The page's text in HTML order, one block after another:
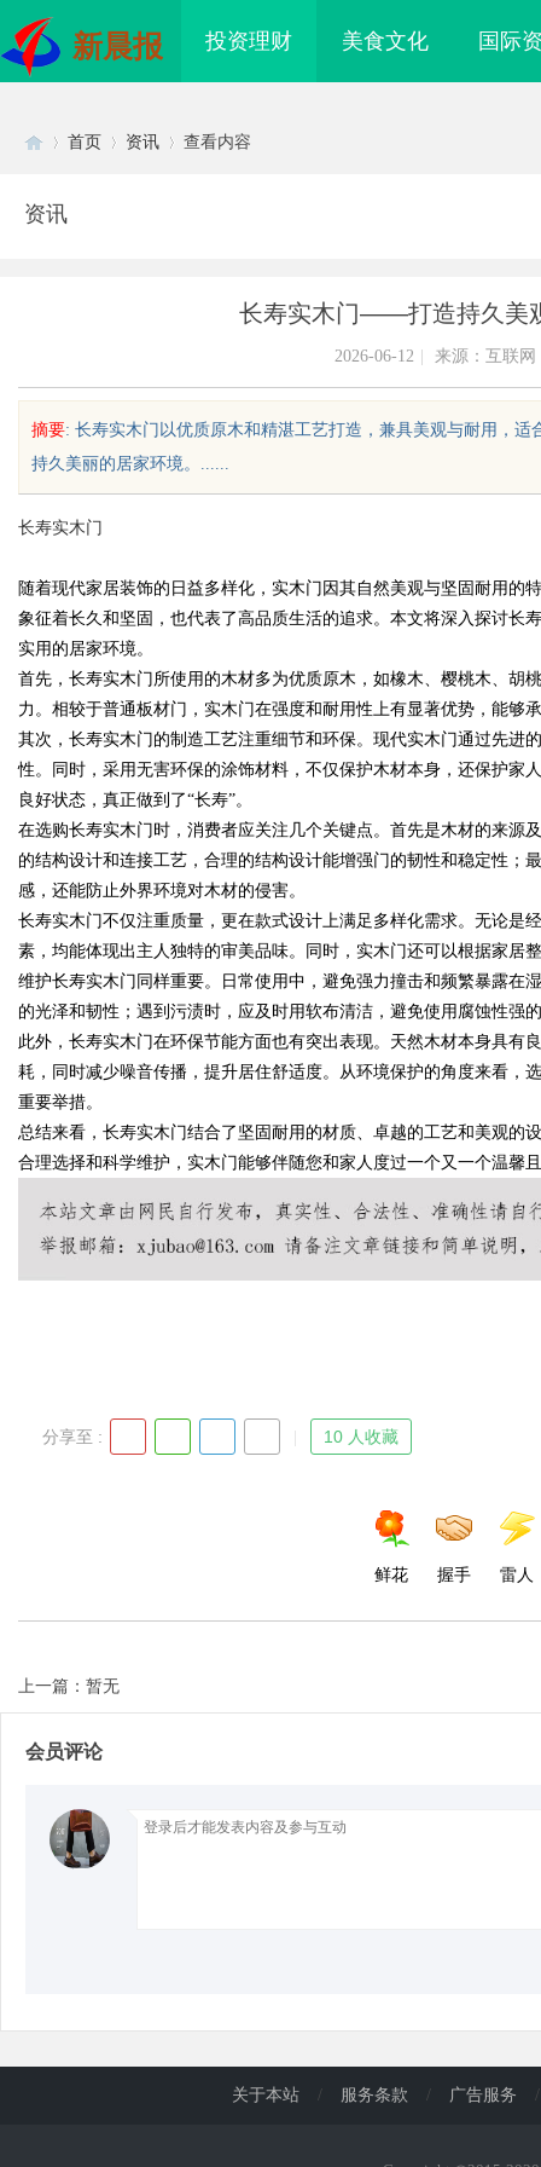
新晨报 投资理财 美食文化 国际
uz
!
Bo
d
首页 资讯 查看内容
资讯
长寿实木门——打造持久美
2026-06-12 来源：互联网
摘要: 长寿实木门以优质原木和精湛工艺打造，兼具美观与耐用，
持久美丽的居家环境。......
长寿实木门
随着现代家居装饰的日益多样化，实木门因其自然美观与坚固耐用的
象征着长久和坚固，也代表了高品质生活的追求。本文将深入探讨长
实用的居家环境。
首先，长寿实木门所使用的木材多为优质原木，如橡木、樱桃木、胡
力。相较于普通板材门，实木门在强度和耐用性上有显著优势，能够
其次，长寿实木门的制造工艺注重细节和环保。现代实木门通过先进
性。同时，采用无害环保的涂饰材料，不仅保护木材本身，还保护家
良好状态，真正做到了“长寿”。
在选购长寿实木门时，消费者应关注几个关键点。首先是木材的来源
的结构设计和连接工艺，合理的结构设计能增强门的韧性和稳定性；
感，还能防止外界环境对木材的侵害。
长寿实木门不仅注重质量，更在款式设计上满足多样化需求。无论是
素，均能体现出主人独特的审美品味。同时，实木门还可以根据家居
维护长寿实木门同样重要。日常使用中，避免强力撞击和频繁暴露在
的光泽和韧性；遇到污渍时，应及时用软布清洁，避免使用腐蚀性强
此外，长寿实木门在环保节能方面也有突出表现。天然木材本身具有
耗，同时减少噪音传播，提升居住舒适度。从环境保护的角度来看，
重要举措。
总结来看，长寿实木门结合了坚固耐用的材质、卓越的工艺和美观的
合理选择和科学维护，实木门能够伴随您和家人度过一个又一个温馨
分享至 : 10 人收藏
鲜花 握手 雷人
上一篇：暂无
会员评论
网站选择及使用指
合法性
关于本站 / 服务条款 / 广告服务 /